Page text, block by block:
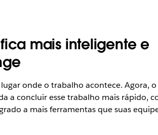
mais inteligente e
onde o trabalho acontece. Agora, o
a concluir esse trabalho mais rápido,
a mais ferramentas que suas